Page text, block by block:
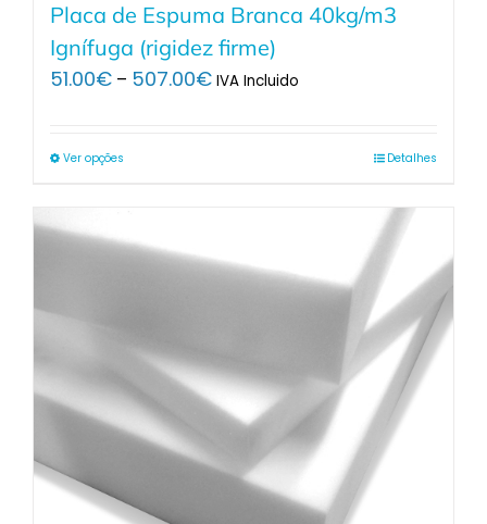
Placa de Espuma Branca 40kg/m3
Ignífuga (rigidez firme)
51.00€ – 507.00€Price
IVA Incluido
Ver opções Detalhes